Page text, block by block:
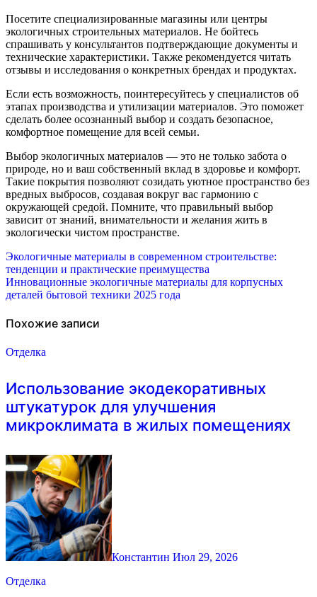
Посетите специализированные магазины или центры
экологичных строительных материалов. Не бойтесь
спрашивать у консультантов подтверждающие документы и
технические характеристики. Также рекомендуется читать
отзывы и исследования о конкретных брендах и продуктах.
Если есть возможность, поинтересуйтесь у специалистов об
этапах производства и утилизации материалов. Это поможет
сделать более осознанный выбор и создать безопасное,
комфортное помещение для всей семьи.
Выбор экологичных материалов — это не только забота о
природе, но и ваш собственный вклад в здоровье и комфорт.
Такие покрытия позволяют созидать уютное пространство без
вредных выбросов, создавая вокруг вас гармонию с
окружающей средой. Помните, что правильный выбор
зависит от знаний, внимательности и желания жить в
экологически чистом пространстве.
Навигация
по
записям
Экологичные материалы в современном строительстве:
тенденции и практические преимущества
Инновационные экологичные материалы для корпусных
деталей бытовой техники 2025 года
Похожие записи
Отделка
Использование экодекоративных
штукатурок для улучшения
микроклимата в жилых помещениях
Константин Июл 29, 2026
Отделка